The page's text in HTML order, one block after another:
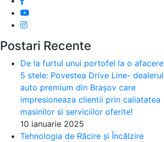
Postari Recente
De la furtul unui portofel la o
5 stele: Povestea Drive Line- dealerul
auto premium din Brașov care
impresioneaza clientii prin caliatatea
masinilor si serviciilor oferite!
10 ianuarie 2025
Tehnologia de Răcire și Încălzire